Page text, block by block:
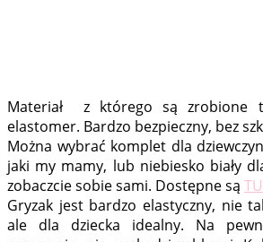
Materiał z którego są zrobione
elastomer. Bardzo bezpieczny, bez
Można wybrać komplet dla
jaki my mamy, lub niebiesko biały
zobaczcie sobie sami. Dostępne są
Gryzak jest bardzo elastyczny, nie
ale dla dziecka idealny. Na